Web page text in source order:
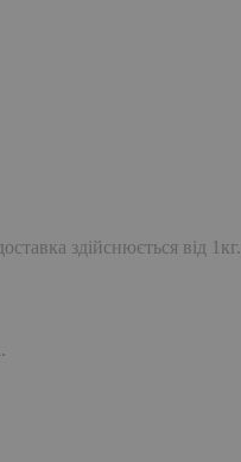
здійснюється від